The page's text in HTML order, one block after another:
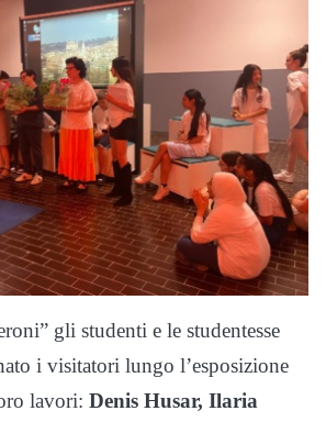
gli studenti e le studentesse
i visitatori lungo l’esposizione
lavori: Denis Husar, Ilaria